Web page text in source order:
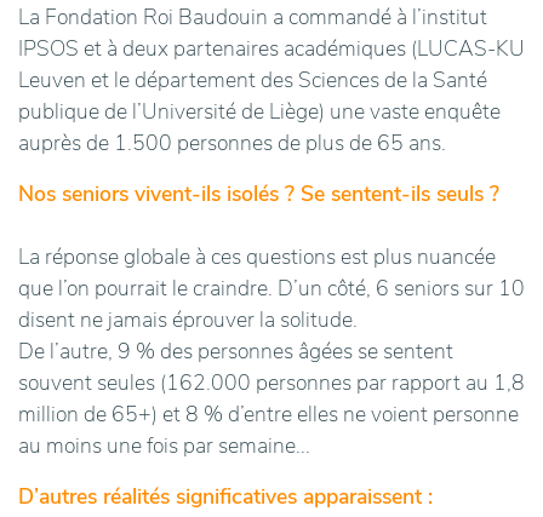
La Fondation Roi Baudouin a commandé à l’institut
IPSOS et à deux partenaires académiques (LUCAS-KU
Leuven et le département des Sciences de la Santé
publique de l’Université de Liège) une vaste enquête
auprès de 1.500 personnes de plus de 65 ans.
Nos seniors vivent-ils isolés ? Se sentent-ils seuls ?
La réponse globale à ces questions est plus nuancée
que l’on pourrait le craindre. D’un côté, 6 seniors sur 10
disent ne jamais éprouver la solitude.
De l’autre, 9 % des personnes âgées se sentent
souvent seules (162.000 personnes par rapport au 1,8
million de 65+) et 8 % d’entre elles ne voient personne
au moins une fois par semaine...
D’autres réalités significatives apparaissent :